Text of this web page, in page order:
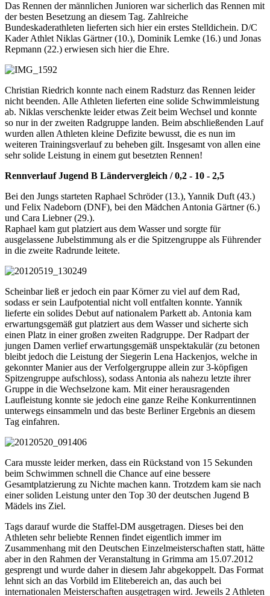
Das Rennen der männlichen Junioren war sicherlich das Rennen mit
der besten Besetzung an diesem Tag. Zahlreiche
Bundeskaderathleten lieferten sich hier ein erstes Stelldichein. D/C
Kader Athlet Niklas Gärtner (10.), Dominik Lemke (16.) und Jonas
Repmann (22.) erwiesen sich hier die Ehre.
Christian Riedrich konnte nach einem Radsturz das Rennen leider
nicht beenden. Alle Athleten lieferten eine solide Schwimmleistung
ab. Niklas verschenkte leider etwas Zeit beim Wechsel und konnte
so nur in der zweiten Radgruppe landen. Beim abschließenden Lauf
wurden allen Athleten kleine Defizite bewusst, die es nun im
weiteren Trainingsverlauf zu beheben gilt. Insgesamt von allen eine
sehr solide Leistung in einem gut besetzten Rennen!
Rennverlauf Jugend B Ländervergleich / 0,2 - 10 - 2,5
Bei den Jungs starteten Raphael Schröder (13.), Yannik Duft (43.)
und Felix Nadeborn (DNF), bei den Mädchen Antonia Gärtner (6.)
und Cara Liebner (29.).
Raphael kam gut platziert aus dem Wasser und sorgte für
ausgelassene Jubelstimmung als er die Spitzengruppe als Führender
in die zweite Radrunde leitete.
Scheinbar ließ er jedoch ein paar Körner zu viel auf dem Rad,
sodass er sein Laufpotential nicht voll entfalten konnte. Yannik
lieferte ein solides Debut auf nationalem Parkett ab. Antonia kam
erwartungsgemäß gut platziert aus dem Wasser und sicherte sich
einen Platz in einer großen zweiten Radgruppe. Der Radpart der
jungen Damen verlief erwartungsgemäß unspektakulär (zu betonen
bleibt jedoch die Leistung der Siegerin Lena Hackenjos, welche in
gekonnter Manier aus der Verfolgergruppe allein zur 3-köpfigen
Spitzengruppe aufschloss), sodass Antonia als nahezu letzte ihrer
Gruppe in die Wechselzone kam. Mit einer herausragenden
Laufleistung konnte sie jedoch eine ganze Reihe Konkurrentinnen
unterwegs einsammeln und das beste Berliner Ergebnis an diesem
Tag einfahren.
Cara musste leider merken, dass ein Rückstand von 15 Sekunden
beim Schwimmen schnell die Chance auf eine bessere
Gesamtplatzierung zu Nichte machen kann. Trotzdem kam sie nach
einer soliden Leistung unter den Top 30 der deutschen Jugend B
Mädels ins Ziel.
Tags darauf wurde die Staffel-DM ausgetragen. Dieses bei den
Athleten sehr beliebte Rennen findet eigentlich immer im
Zusammenhang mit den Deutschen Einzelmeisterschaften statt, hätte
aber in den Rahmen der Veranstaltung in Grimma am 15.07.2012
gesprengt und wurde daher in diesem Jahr abgekoppelt. Das Format
lehnt sich an das Vorbild im Elitebereich an, das auch bei
internationalen Meisterschaften ausgetragen wird. Jeweils 2 Athleten